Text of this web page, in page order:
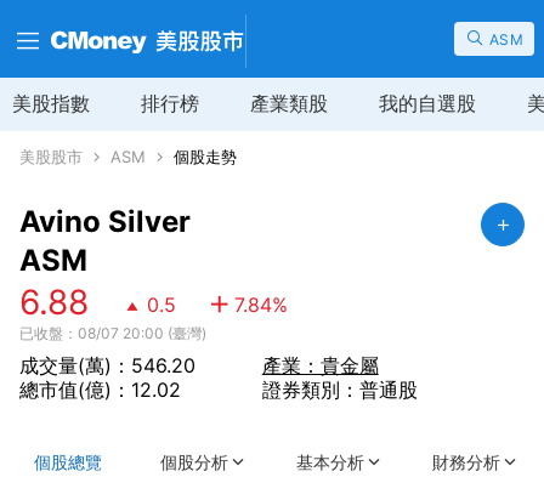
ASM
美股指數 排行榜 產業類股 我的自選股
美股股市 ASM 個股走勢
Avino Silver
ASM
6.88 0.5 7.84%
已收盤：08/07 20:00 (臺灣)
成交量(萬)：546.20
總市值(億)：12.02
產業：貴金屬
證券類別：普通股
個股總覽 個股分析 基本分析 財務分析